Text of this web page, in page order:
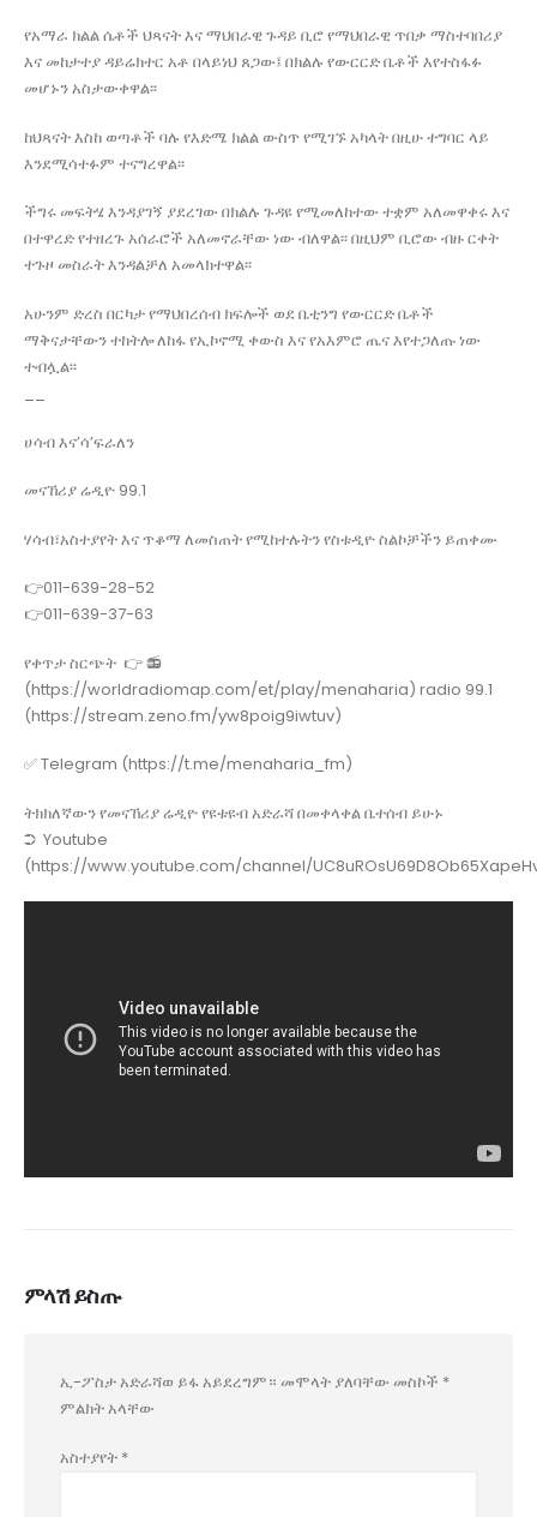
የአማራ ክልል ሴቶች ህጻናት እና ማህበራዊ ጉዳይ ቢሮ የማህበራዊ ጥበቃ ማስተባበሪያ
እና መከታተያ ዳይሬክተር አቶ በላይነህ ጸጋው፤ በክልሉ የውርርድ ቤቶች እየተስፋፉ
መሆኑን አስታውቀዋል፡፡
ከህጻናት እስከ ወጣቶች ባሉ የእድሜ ክልል ውስጥ የሚገኙ አካላት በዚሁ ተግባር ላይ
እንደሚሳተፉም ተናግረዋል፡፡
ችግሩ መፍትሄ እንዳያገኝ ያደረገው በክልሉ ጉዳዩ የሚመለከተው ተቋም አለመዋቀሩ እና
በተዋረድ የተዘረጉ አሰራሮች አለመኖራቸው ነው ብለዋል፡፡ በዚህም ቢሮው ብዙ ርቀት
ተጉዞ መስራት እንዳልቻለ አመላክተዋል፡፡
አሁንም ድረስ በርካታ የማህበረሰብ ክፍሎች ወደ ቤቲንግ የውርርድ ቤቶች
ማቅናታቸውን ተከትሎ ለከፋ የኢኮኖሚ ቀውስ እና የአእምሮ ጤና እየተጋለጡ ነው
ተብሏል፡፡
ሀሳብ እና’ሳ’ፍራለን
መናኸሪያ ሬዲዮ 99.1
ሃሳብ፣አስተያየት እና ጥቆማ ለመስጠት የሚከተሉትን የስቱዲዮ ስልኮቻችን ይጠቀሙ
👉011-639-28-52
👉011-639-37-63
የቀጥታ ስርጭት 👉 📻
(https://worldradiomap.com/et/play/menaharia) radio 99.1
(https://stream.zeno.fm/yw8poig9iwtuv)
✅ Telegram (https://t.me/menaharia_fm)
ትክክለኛውን የመናኸሪያ ሬዲዮ የዩቱዩብ አድራሻ በመቀላቀል ቤተሰብ ይሁኑ
➲ Youtube
(https://www.youtube.com/channel/
ምላሽ ይስጡ
ኢ-ፖስታ አድራሻወ ይፋ አይደረግም። መሞላት ያለባቸው መስኮች *
ምልክት አላቸው
አስተያየት *